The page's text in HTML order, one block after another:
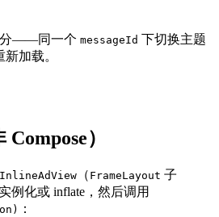
分——同一个 messageId 下切换主题
加载。
）
InlineAdView （ FrameLayout 子
例化或 inflate，然后调用
：